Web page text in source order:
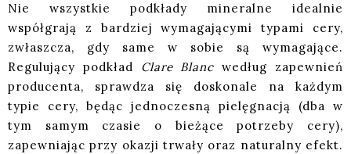
Nie wszystkie podkłady mineralne idealnie
współgrają z bardziej wymagającymi typami cery,
zwłaszcza, gdy same w sobie są wymagające.
Regulujący podkład Clare Blancwedług zapewnień
producenta, sprawdza się doskonale na każdym
typie cery, będąc jednoczesną pielęgnacją (dba w
tym samym czasie o bieżące potrzeby cery),
zapewniając przy okazji trwały oraz naturalny efekt.